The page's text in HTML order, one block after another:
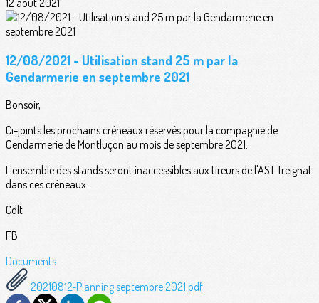
12 août 2021
12/08/2021 - Utilisation stand 25 m par la
Gendarmerie en septembre 2021
Bonsoir,
Ci-joints les prochains créneaux réservés pour la compagnie de
Gendarmerie de Montluçon au mois de septembre 2021.
L'ensemble des stands seront inaccessibles aux tireurs de l'AST Treignat
dans ces créneaux.
Cdlt
FB
Documents
20210812-Planning septembre 2021.pdf